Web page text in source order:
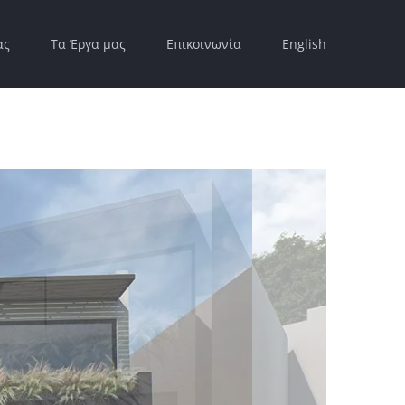
Τα Έργα μας Επικοινωνία English